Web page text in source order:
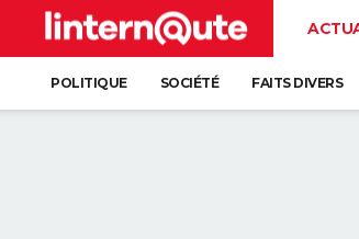
POLITIQUE SOCIÉTÉ FAITS DIVERS